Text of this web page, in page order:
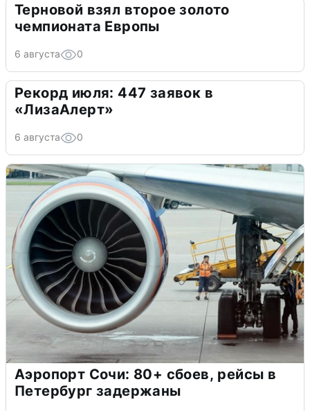
Терновой взял второе золото
чемпионата Европы
6 августа 0
Рекорд июля: 447 заявок в
«ЛизаАлерт»
6 августа 0
Аэропорт Сочи: 80+ сбоев, рейсы в
Петербург задержаны